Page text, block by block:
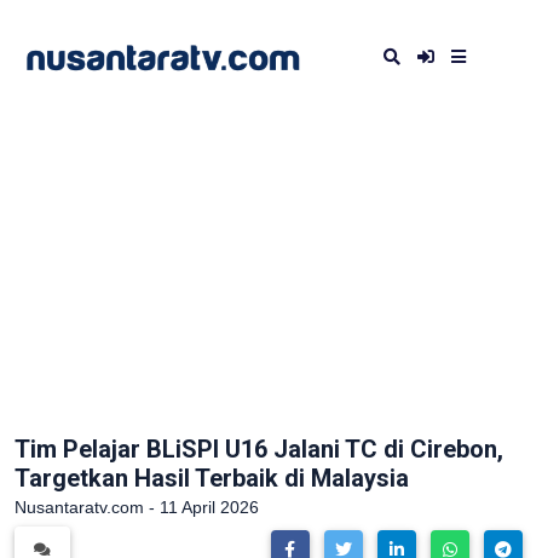
Tim Pelajar BLiSPI U16 Jalani TC di Cirebon,
Targetkan Hasil Terbaik di Malaysia
Nusantaratv.com - 11 April 2026